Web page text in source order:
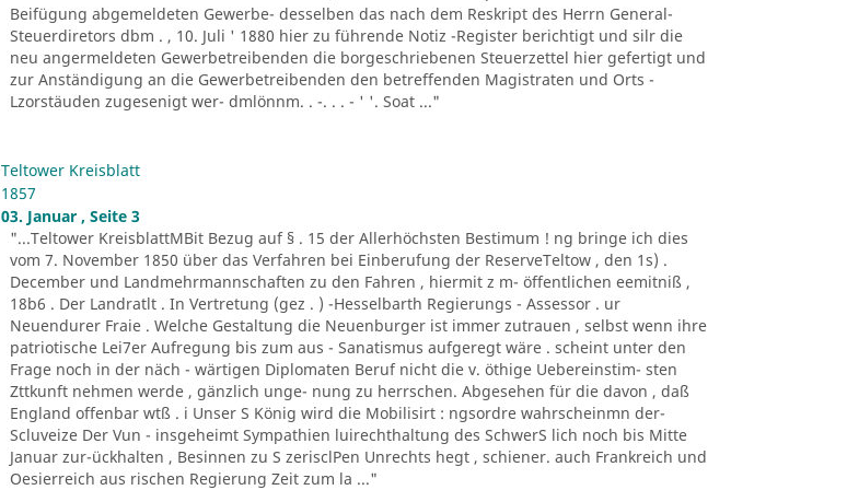
Beifügung abgemeldeten Gewerbe- desselben das nach dem Reskript des Herrn General-
Steuerdiretors dbm . , 10. Juli ' 1880 hier zu führende Notiz -Register berichtigt und silr die
neu angermeldeten Gewerbetreibenden die borgeschriebenen Steuerzettel hier gefertigt und
zur Anständigung an die Gewerbetreibenden den betreffenden Magistraten und Orts -
Lzorstäuden zugesenigt wer- dmlönnm. . -. . . - ' '. Soat ..."
Teltower Kreisblatt
1857
03. Januar , Seite 3
"...Teltower KreisblattMBit Bezug auf § . 15 der Allerhöchsten Bestimum ! ng bringe ich dies
vom 7. November 1850 über das Verfahren bei Einberufung der ReserveTeltow , den 1s) .
December und Landmehrmannschaften zu den Fahren , hiermit z m- öffentlichen eemitniß ,
18b6 . Der Landratlt . In Vertretung (gez . ) -Hesselbarth Regierungs - Assessor . ur
Neuendurer Fraie . Welche Gestaltung die Neuenburger ist immer zutrauen , selbst wenn ihre
patriotische Lei7er Aufregung bis zum aus - Sanatismus aufgeregt wäre . scheint unter den
Frage noch in der näch - wärtigen Diplomaten Beruf nicht die v. öthige Uebereinstim- sten
Zttkunft nehmen werde , gänzlich unge- nung zu herrschen. Abgesehen für die davon , daß
England offenbar wtß . i Unser S König wird die Mobilisirt : ngsordre wahrscheinmn der-
Scluveize Der Vun - insgeheimt Sympathien luirechthaltung des SchwerS lich noch bis Mitte
Januar zur-ückhalten , Besinnen zu S zerisclPen Unrechts hegt , schiener. auch Frankreich und
Oesierreich aus rischen Regierung Zeit zum la ..."